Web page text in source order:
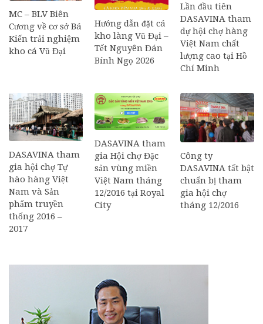
MC – BLV Biên
Cương về cơ sở Bá
Kiến trải nghiệm
kho cá Vũ Đại
Hướng dẫn đặt cá
kho làng Vũ Đại –
Tết Nguyên Đán
Bính Ngọ 2026
Lần đầu tiên
DASAVINA tham
dự hội chợ hàng
Việt Nam chất
lượng cao tại Hồ
Chí Minh
DASAVINA tham
gia hội chợ Tự
hào hàng Việt
Nam và Sản
phẩm truyền
thống 2016 –
2017
DASAVINA tham
gia Hội chợ Đặc
sản vùng miền
Việt Nam tháng
12/2016 tại Royal
City
Công ty
DASAVINA tất bật
chuẩn bị tham
gia hội chợ
tháng 12/2016